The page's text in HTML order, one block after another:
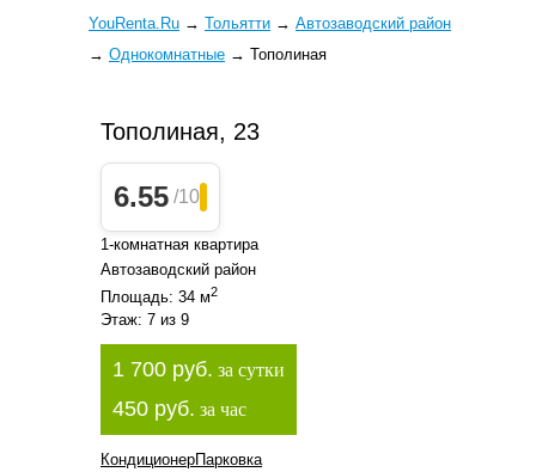
YouRenta.Ru → Тольятти → Автозаводский район
→ Однокомнатные → Тополиная
Тополиная, 23
6.55 /10
1-комнатная квартира
Автозаводский район
Площадь: 34 м2
Этаж: 7 из 9
1 700 руб. за сутки
450 руб. за час
КондиционерПарковка